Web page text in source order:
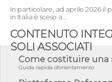
In particolare, ad aprile 2026 il
in Italia è sceso a...
CONTENUTO
SOLI ASSOCIATI
Come costituire una
Guida rapida d'orientamento